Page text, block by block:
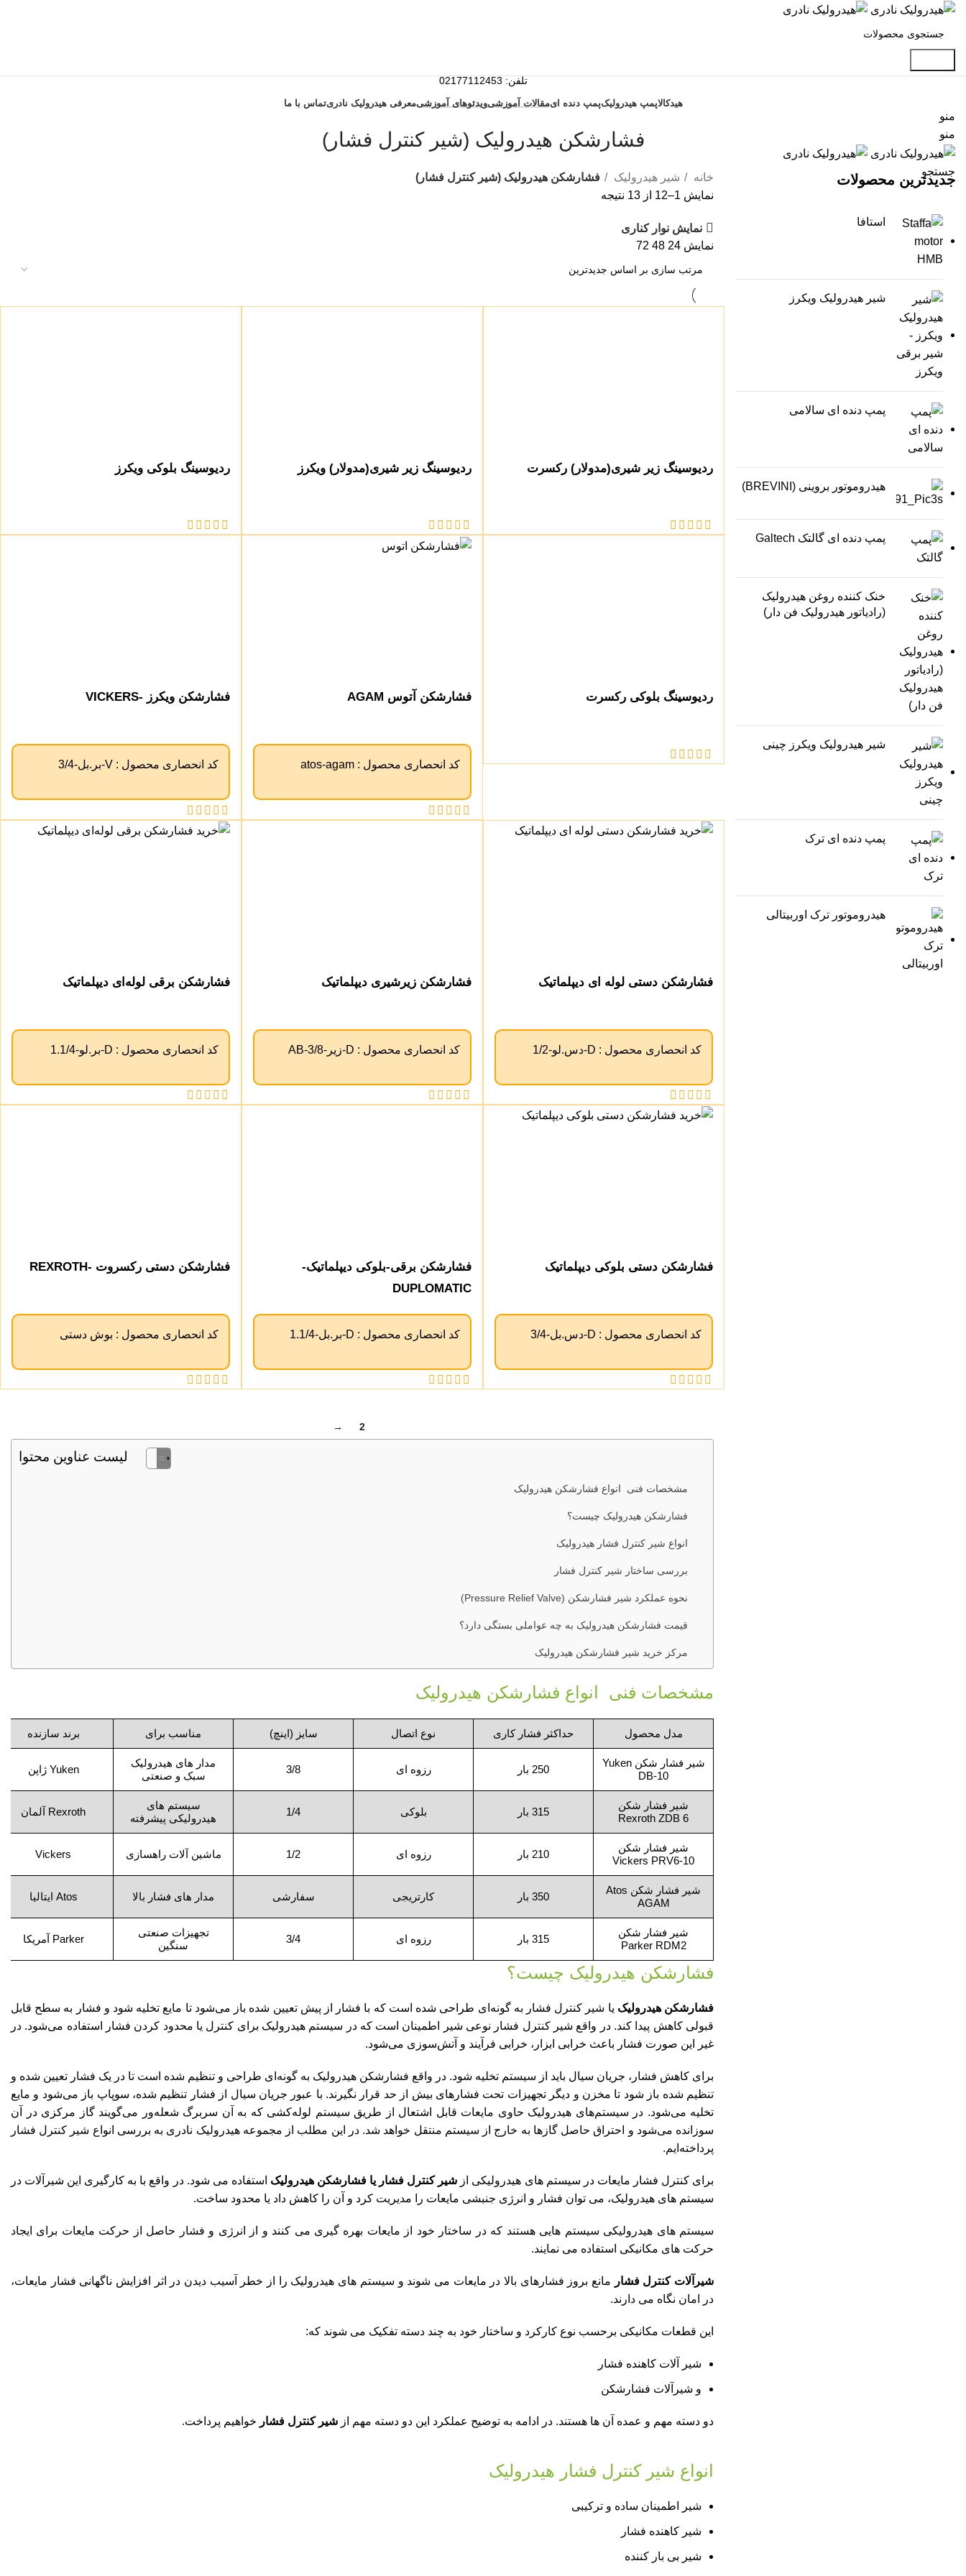
تلفن: 02177112453
همراه: 09120199517
منو
منو
جستجو
هیدکالاپمپ هیدرولیکپمپ دنده ایمقالات آموزشیویدئوهای آموزشیمعرفی هیدرولیک نادریتماس با ما
فشارشکن هیدرولیک (شیر کنترل فشار)
جدیدترین محصولات
استافا
شیر هیدرولیک ویکرز
پمپ دنده ای سالامی
هیدروموتور بروینی (BREVINI)
پمپ دنده ای گالتک Galtech
خنک کننده روغن هیدرولیک
(رادیاتور هیدرولیک فن دار)
شیر هیدرولیک ویکرز چینی
پمپ دنده ای ترک
هیدروموتور ترک اوربیتالی
خانه شیر هیدرولیک
فشارشکن هیدرولیک (شیر کنترل فشار)
نمایش 1–12 از 13 نتیجه
نمایش نوار کناری
نمایش 24
48
72
ردیوسینگ زیر شیری(مدولار) رکسرت ردیوسینگ زیر شیری(مدولار) ویکرز ردیوسینگ بلوکی ویکرز
ردیوسینگ بلوکی رکسرت فشارشکن آتوس AGAM
کد انحصاری محصول : atos-agam
فشارشکن ویکرز -VICKERS
کد انحصاری محصول : V-بر.بل-3/4
فشارشکن دستی لوله ای دیپلماتیک
کد انحصاری محصول : D-دس.لو-1/2
فشارشکن زیرشیری دیپلماتیک
کد انحصاری محصول : D-زیر-3/8-AB
فشارشکن برقی لوله‌ای دیپلماتیک
کد انحصاری محصول : D-بر.لو-1.1/4
فشارشکن دستی بلوکی دیپلماتیک
کد انحصاری محصول : D-دس.بل-3/4
فشارشکن برقی-بلوکی دیپلماتیک-
DUPLOMATIC
کد انحصاری محصول : D-بر.بل-1.1/4
فشارشکن دستی رکسروت -REXROTH
کد انحصاری محصول : بوش دستی
2
→
لیست عناوین محتوا
مشخصات فنی انواع فشارشکن هیدرولیک
فشارشکن هیدرولیک چیست؟
انواع شیر کنترل فشار هیدرولیک
بررسی ساختار شیر کنترل فشار
نحوه عملکرد شیر فشارشکن (Pressure Relief Valve)
قیمت فشارشکن هیدرولیک به چه عواملی بستگی دارد؟
مرکز خرید شیر فشارشکن هیدرولیک
مشخصات فنی انواع فشارشکن هیدرولیک
مدل محصول حداکثر فشار کاری نوع اتصال سایز (اینچ) مناسب برای برند سازنده
شیر فشار شکن Yuken
DB-10
250 بار رزوه‌ ای 3/8
مدار های هیدرولیک
سبک و صنعتی
Yuken ژاپن
شیر فشار شکن
Rexroth ZDB 6
315 بار بلوکی 1/4
سیستم‌ های
هیدرولیکی پیشرفته
Rexroth آلمان
شیر فشار شکن
Vickers PRV6-10
210 بار رزوه‌ ای 1/2 ماشین‌ آلات راهسازی Vickers
شیر فشار شکن Atos
AGAM
350 بار کارتریجی سفارشی مدار های فشار بالا Atos ایتالیا
شیر فشار شکن
Parker RDM2
315 بار رزوه‌ ای 3/4
تجهیزات صنعتی
سنگین
Parker آمریکا
فشارشکن هیدرولیک چیست؟
فشارشکن هیدرولیک یا شیر کنترل فشار به گونه‌ای طراحی شده است که با فشار از پیش تعیین شده باز می‌شود تا مایع تخلیه شود و فشار به سطح قابل
قبولی کاهش پیدا کند. در واقع شیر کنترل فشار نوعی شیر اطمینان است که در سیستم هیدرولیک برای کنترل یا محدود کردن فشار استفاده می‌شود. در
غیر این صورت فشار باعث خرابی ابزار، خرابی فرآیند و آتش‌سوزی می‌شود.
برای کاهش فشار، جریان سیال باید از سیستم تخلیه شود. در واقع فشارشکن هیدرولیک به گونه‌ای طراحی و تنظیم شده است تا در یک فشار تعیین شده و
تنظیم شده باز شود تا مخزن و دیگر تجهیزات تحت فشارهای بیش از حد قرار نگیرند. با عبور جریان سیال از فشار تنظیم شده، سوپاپ باز می‌شود و مایع
تخلیه می‌شود. در سیستم‌های هیدرولیک حاوی مایعات قابل اشتعال از طریق سیستم لوله‌کشی که به آن سربرگ شعله‌ور می‌گویند گاز مرکزی در آن
سوزانده می‌شود و احتراق حاصل گازها به خارج از سیستم منتقل خواهد شد. در این مطلب از مجموعه هیدرولیک نادری به بررسی انواع شیر کنترل فشار
پرداخته‌ایم‌.
برای کنترل فشار مایعات در سیستم های هیدرولیکی از شیر کنترل فشار یا فشارشکن هیدرولیک استفاده می شود. در واقع با به کارگیری این شیرآلات در
سیستم های هیدرولیک، می توان فشار و انرژی جنبشی مایعات را مدیریت کرد و آن را کاهش داد یا محدود ساخت.
سیستم های هیدرولیکی سیستم هایی هستند که در ساختار خود از مایعات بهره گیری می کنند و از انرژی و فشار حاصل از حرکت مایعات برای ایجاد
حرکت های مکانیکی استفاده می نمایند.
شیرآلات کنترل فشار
مانع بروز فشارهای بالا در مایعات می شوند و سیستم های هیدرولیک را از خطر آسیب دیدن در اثر افزایش ناگهانی فشار مایعات،
در امان نگاه می دارند.
این قطعات مکانیکی برحسب نوع کارکرد و ساختار خود به چند دسته تفکیک می شوند که:
شیر آلات کاهنده فشار
و شیرآلات فشارشکن
دو دسته مهم و عمده آن ها هستند. در ادامه به توضیح عملکرد این دو دسته مهم از شیر کنترل فشار خواهیم پرداخت.
انواع شیر کنترل فشار هیدرولیک
شیر اطمینان ساده و ترکیبی
شیر کاهنده فشار
شیر بی بار کننده